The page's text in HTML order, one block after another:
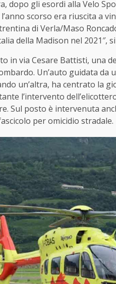
dopo gli esordi alla Velo
scorso era riuscita a
di Verla/Maso
della Madison nel 2021″,
in via Cesare Battisti, una
Un’auto guidata da
un’altra, ha centrato la
l’intervento
Sul posto è intervenuta
per omicidio stradale.